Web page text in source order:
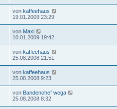
von kaffeehaus
19.01.2009 23:29
von Maxi
10.01.2009 19:42
von kaffeehaus
25.08.2008 21:51
von kaffeehaus
25.08.2008 9:23
von Bandenchef wega
25.08.2008 8:32